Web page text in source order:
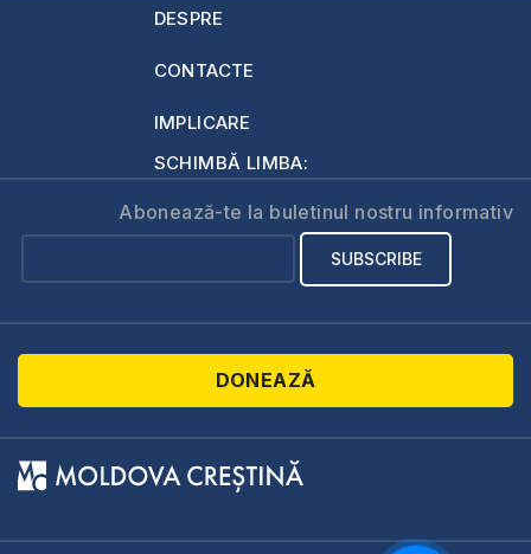
DESPRE
CONTACTE
IMPLICARE
SCHIMBĂ LIMBA:
Abonează-te la buletinul nostru informativ
DONEAZĂ